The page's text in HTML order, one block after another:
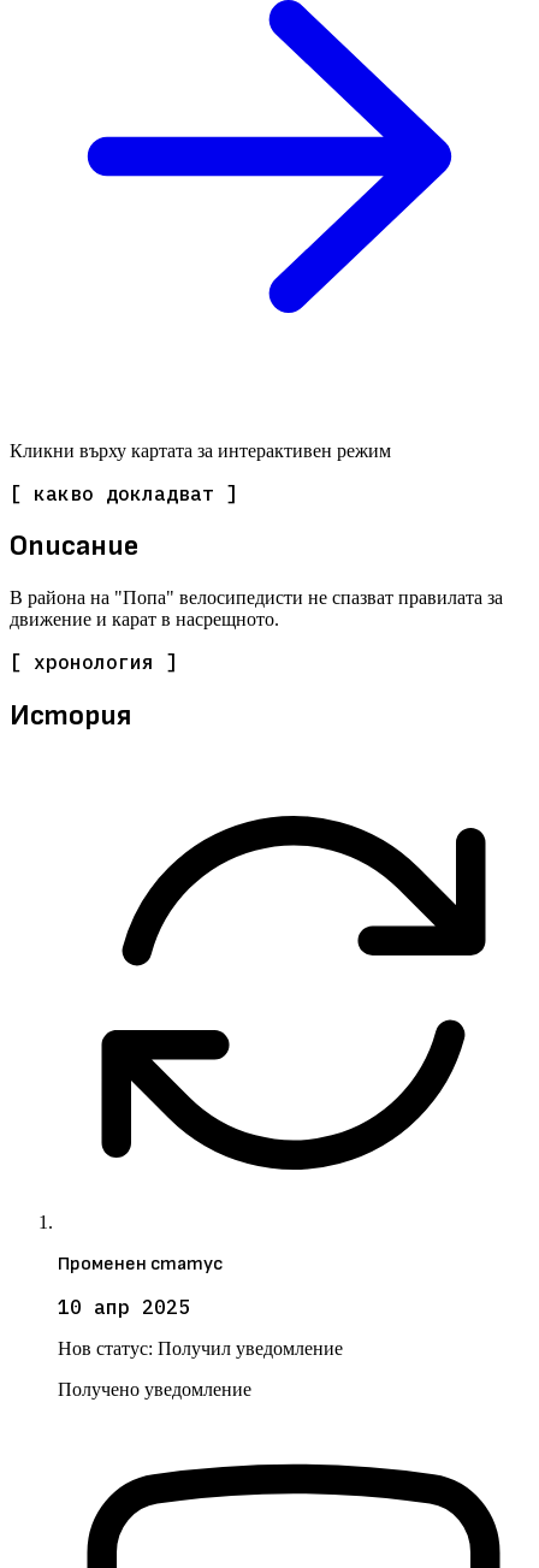
Кликни върху картата за интерактивен режим
[ какво докладват ]
Описание
В района на "Попа" велосипедисти не спазват правилата за
движение и карат в насрещното.
[ хронология ]
История
Променен статус
10 апр 2025
Нов статус: Получил уведомление
Получено уведомление